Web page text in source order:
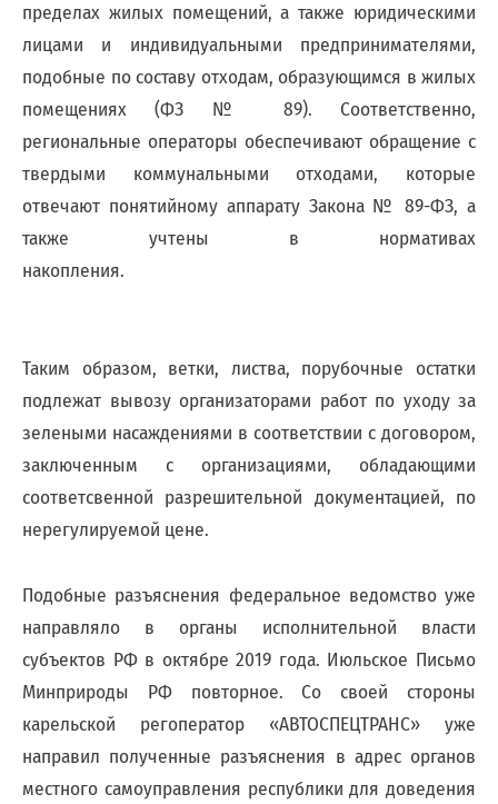
адреса,
запрос
дубликатов
и
актов
сверок;
просьба
запросах
обязательно
запросы
направлять
на
эл.
почту
info@rotko10.ru
лиц
abon@eirz-
karelia.ru
;
(8142)
59 46
07
пределах жилых помещений, а также юридическими
лицами и индивидуальными предпринимателями,
подобные по составу отходам, образующимся в жилых
помещениях (ФЗ № 89). Соответственно,
региональные операторы обеспечивают обращение с
твердыми коммунальными отходами, которые
отвечают понятийному аппарату Закона № 89-ФЗ, а
также учтены в нормативах
накопления.
Таким образом, ветки, листва, порубочные остатки
подлежат вывозу организаторами работ по уходу за
зелеными насаждениями в соответствии с договором,
заключенным с организациями, обладающими
соответсвенной разрешительной документацией, по
нерегулируемой цене.
Подобные разъяснения федеральное ведомство уже
направляло в органы исполнительной власти
субъектов РФ в октябре 2019 года. Июльское Письмо
Минприроды РФ повторное. Со своей стороны
карельской регоператор «АВТОСПЕЦТРАНС» уже
направил полученные разъяснения в адрес органов
местного самоуправления республики для доведения